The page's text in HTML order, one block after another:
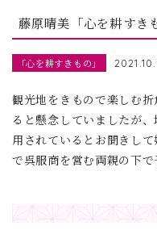
藤原晴美「心を耕すき
「心を耕すきもの」
観光地をきもので楽しむ
ると懸念していましたが
用されているとお聞きし
で呉服商を営む両親の下